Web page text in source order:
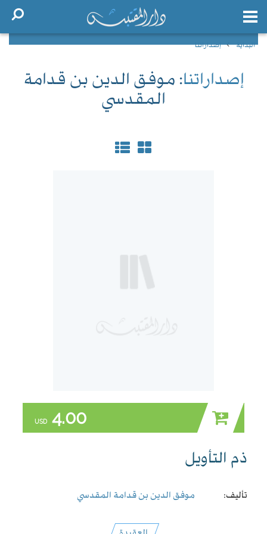
البداية إصداراتنا
إصداراتنا: موفق الدين بن قدامة
المقدسي
4.00
USD
ذم التأويل
تأليف: موفق الدين بن قدامة المقدسي